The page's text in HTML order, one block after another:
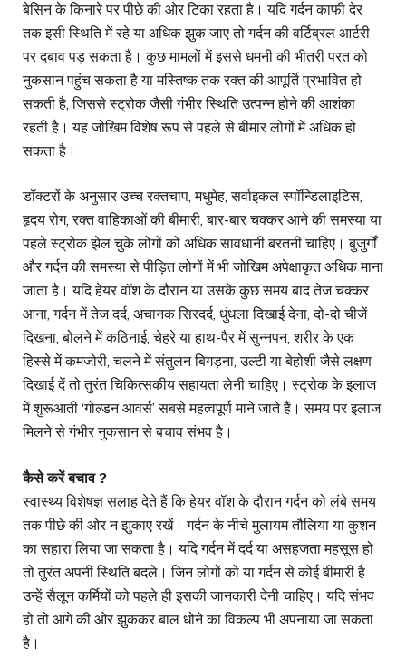
बेसिन के किनारे पर पीछे की ओर टिका रहता है। यदि गर्दन काफी देर
तक इसी स्थिति में रहे या अधिक झुक जाए तो गर्दन की वर्टिब्रल आर्टरी
पर दबाव पड़ सकता है। कुछ मामलों में इससे धमनी की भीतरी परत को
नुकसान पहुंच सकता है या मस्तिष्क तक रक्त की आपूर्ति प्रभावित हो
सकती है, जिससे स्ट्रोक जैसी गंभीर स्थिति उत्पन्न होने की आशंका
रहती है। यह जोखिम विशेष रूप से पहले से बीमार लोगों में अधिक हो
सकता है।
डॉक्टरों के अनुसार उच्च रक्तचाप, मधुमेह, सर्वाइकल स्पॉन्डिलाइटिस,
हृदय रोग, रक्त वाहिकाओं की बीमारी, बार-बार चक्कर आने की समस्या या
पहले स्ट्रोक झेल चुके लोगों को अधिक सावधानी बरतनी चाहिए। बुजुर्गों
और गर्दन की समस्या से पीड़ित लोगों में भी जोखिम अपेक्षाकृत अधिक माना
जाता है। यदि हेयर वॉश के दौरान या उसके कुछ समय बाद तेज चक्कर
आना, गर्दन में तेज दर्द, अचानक सिरदर्द, धुंधला दिखाई देना, दो-दो चीजें
दिखना, बोलने में कठिनाई, चेहरे या हाथ-पैर में सुन्नपन, शरीर के एक
हिस्से में कमजोरी, चलने में संतुलन बिगड़ना, उल्टी या बेहोशी जैसे लक्षण
दिखाई दें तो तुरंत चिकित्सकीय सहायता लेनी चाहिए। स्ट्रोक के इलाज
में शुरूआती ‘गोल्डन आवर्स’ सबसे महत्वपूर्ण माने जाते हैं। समय पर इलाज
मिलने से गंभीर नुकसान से बचाव संभव है।
कैसे करें बचाव ?
स्वास्थ्य विशेषज्ञ सलाह देते हैं कि हेयर वॉश के दौरान गर्दन को लंबे समय
तक पीछे की ओर न झुकाए रखें। गर्दन के नीचे मुलायम तौलिया या कुशन
का सहारा लिया जा सकता है। यदि गर्दन में दर्द या असहजता महसूस हो
तो तुरंत अपनी स्थिति बदले। जिन लोगों को या गर्दन से कोई बीमारी है
उन्हें सैलून कर्मियों को पहले ही इसकी जानकारी देनी चाहिए। यदि संभव
हो तो आगे की ओर झुककर बाल धोने का विकल्प भी अपनाया जा सकता
है।